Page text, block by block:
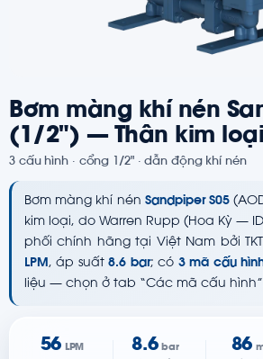
Bơm màng khí nén
(1/2") — Thân kim loại
3 cấu hình · cổng 1/2" · dẫn động khí nén
Bơm màng khí nén Sandpiper S05
kim loại, do Warren Rupp (Hoa Kỳ —
phối chính hãng tại Việt Nam bởi
LPM, áp suất8.6 bar; có 3 mã cấu
liệu — chọn ở tab “Các mã cấu
56 LPM 8.6 bar 86